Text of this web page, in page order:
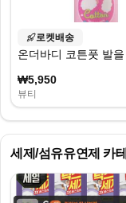
로켓배송
온더바디 코튼풋 발
₩5,950
뷰티
세제/섬유유연제 카